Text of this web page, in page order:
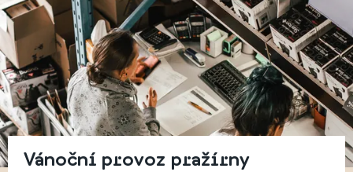
Vánoční provoz pražírny